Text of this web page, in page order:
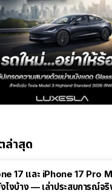
ล่าสุด
17 และ iPhone 17 Pro
ไงบ้าง — เล่าประสบการณ์จริ